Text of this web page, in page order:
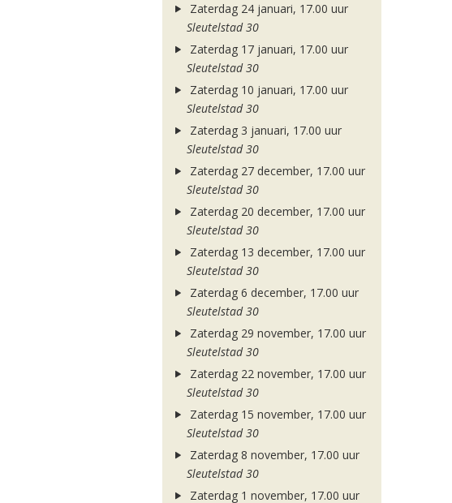
Zaterdag 24 januari, 17.00 uur
Sleutelstad 30
Zaterdag 17 januari, 17.00 uur
Sleutelstad 30
Zaterdag 10 januari, 17.00 uur
Sleutelstad 30
Zaterdag 3 januari, 17.00 uur
Sleutelstad 30
Zaterdag 27 december, 17.00 uur
Sleutelstad 30
Zaterdag 20 december, 17.00 uur
Sleutelstad 30
Zaterdag 13 december, 17.00 uur
Sleutelstad 30
Zaterdag 6 december, 17.00 uur
Sleutelstad 30
Zaterdag 29 november, 17.00 uur
Sleutelstad 30
Zaterdag 22 november, 17.00 uur
Sleutelstad 30
Zaterdag 15 november, 17.00 uur
Sleutelstad 30
Zaterdag 8 november, 17.00 uur
Sleutelstad 30
Zaterdag 1 november, 17.00 uur